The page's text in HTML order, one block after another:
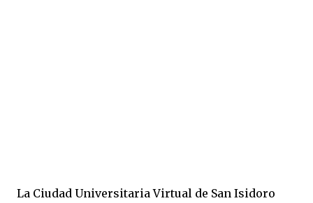
La Ciudad Universitaria Virtual de San Isidoro